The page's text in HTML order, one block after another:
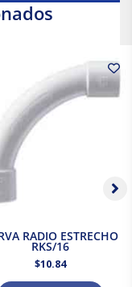
RADIO ESTRECHO
RKS/16
$10.84